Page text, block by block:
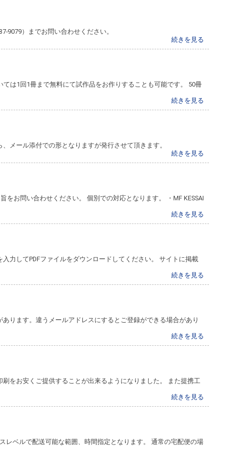
9079）までお問い合わせください。
続きを見る
は1回1冊まで無料にて試作品をお作りすることも可能です。 50冊
続きを見る
メール添付での形となりますが発行させて頂きます。
続きを見る
お問い合わせください。 個別での対応となります。 ・MF KESSAI
続きを見る
力してPDFファイルをダウンロードしてください。 サイトに掲載
続きを見る
ります。違うメールアドレスにするとご登録ができる場合があり
続きを見る
をお安くご提供することが出来るようになりました。 また提携工
続きを見る
レベルで配送可能な範囲、時間指定となります。 通常の宅配便の場